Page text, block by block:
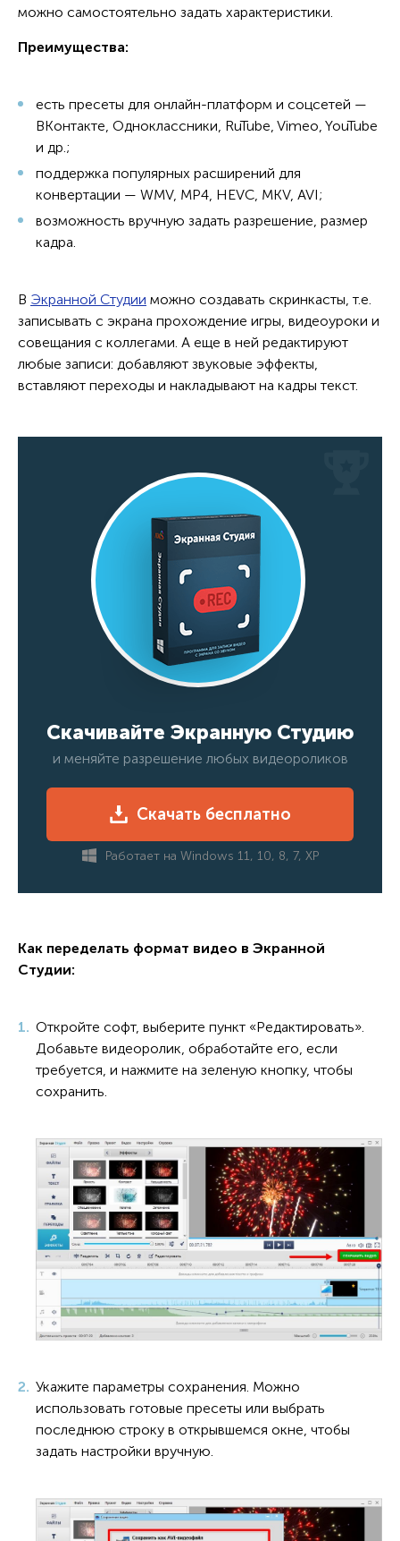
можно самостоятельно задать характеристики.
Преимущества:
есть пресеты для онлайн-платформ и соцсетей —
ВКонтакте, Одноклассники, RuTube, Vimeo, YouTube
и др.;
поддержка популярных расширений для
конвертации — WMV, MP4, HEVC, MKV, AVI;
возможность вручную задать разрешение, размер
кадра.
В Экранной Студии можно создавать скринкасты, т.е.
записывать с экрана прохождение игры, видеоуроки и
совещания с коллегами. А еще в ней редактируют
любые записи: добавляют звуковые эффекты,
вставляют переходы и накладывают на кадры текст.
Скачивайте Экранную Студию
и меняйте разрешение любых видеороликов
Скачать бесплатно
Работает на Windows 11, 10, 8, 7, XP
Как переделать формат видео в Экранной
Студии:
Откройте софт, выберите пункт «Редактировать».
Добавьте видеоролик, обработайте его, если
требуется, и нажмите на зеленую кнопку, чтобы
сохранить.
Укажите параметры сохранения. Можно
использовать готовые пресеты или выбрать
последнюю строку в открывшемся окне, чтобы
задать настройки вручную.